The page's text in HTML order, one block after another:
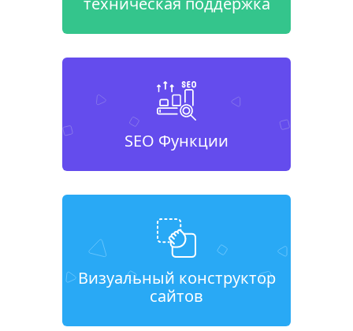
SEO Функции
Визуальный конструктор
сайтов